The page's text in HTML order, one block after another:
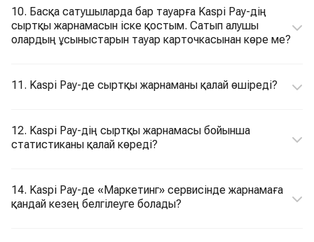
10. Басқа сатушыларда бар тауарға Kaspi Pay-дің
сыртқы жарнамасын іске қостым. Сатып алушы
олардың ұсыныстарын тауар карточкасынан көре ме?
11. Kaspi Pay-де сыртқы жарнаманы қалай өшіреді?
12. Kaspi Pay-дің сыртқы жарнамасы бойынша
статистиканы қалай көреді?
14. Kaspi Pay-де «Маркетинг» сервисінде жарнамаға
қандай кезең белгілеуге болады?